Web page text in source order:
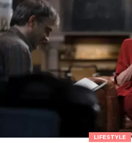
LIFESTYLE